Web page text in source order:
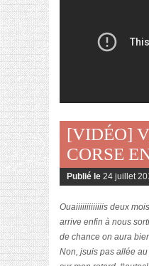
[VIDÉO]
CORSE
Publié le 24 juillet
Ouaiiiiiiiiiiiiis deux
arrive enfin à nous
de chance on aura
Non, jsuis pas allée